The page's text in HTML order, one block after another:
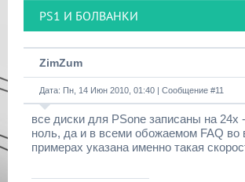
PS1 И БОЛВАНКИ
ZimZum
Дата: Пн, 14 Июн 2010, 01:40 | Сообщение #11
все диски для PSone записаны на 24х
ноль, да и в всеми обожаемом FAQ во
примерах указана именно такая